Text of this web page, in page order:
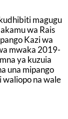
magugu
wa Rais
Kazi wa
mwaka 2019-
ya kuzuia
una mipango
na wale